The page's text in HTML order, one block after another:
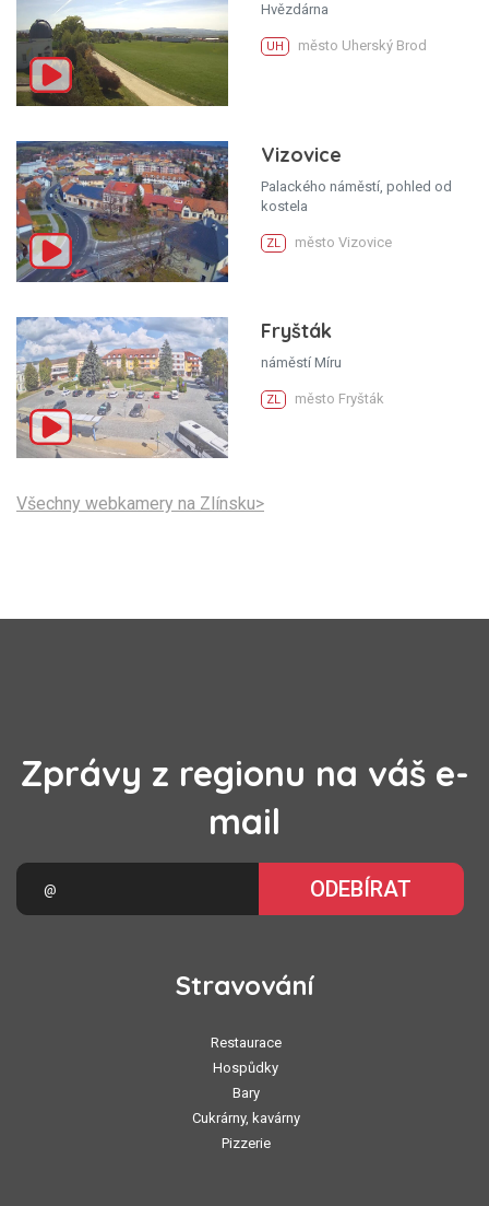
Hvězdárna
UH město Uherský Brod
Vizovice
Palackého náměstí, pohled od
kostela
ZL město Vizovice
Fryšták
náměstí Míru
ZL město Fryšták
Všechny webkamery na Zlínsku>
Zprávy z regionu na váš e-
mail
ODEBÍRAT
Stravování
Restaurace
Hospůdky
Bary
Cukrárny, kavárny
Pizzerie